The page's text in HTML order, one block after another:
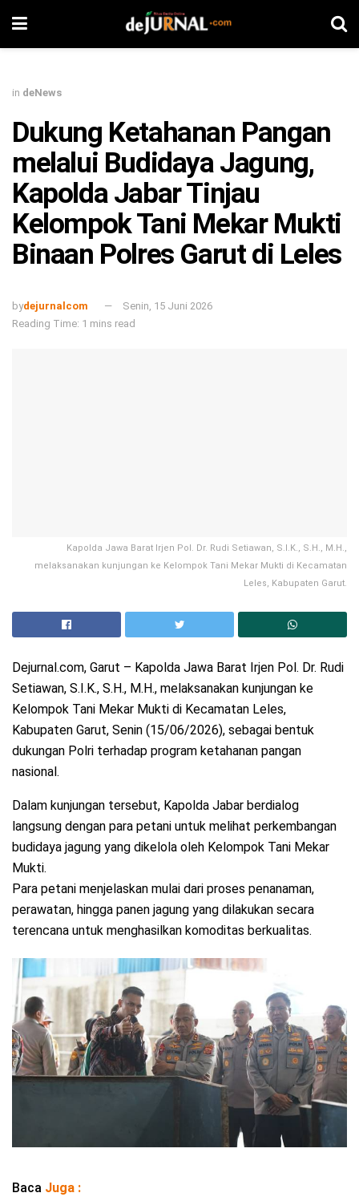
in deNews
Dukung Ketahanan Pangan
melalui Budidaya Jagung,
Kapolda Jabar Tinjau
Kelompok Tani Mekar Mukti
Binaan Polres Garut di Leles
bydejurnalcom
Senin, 15 Juni 2026
Reading Time: 1 mins read
Kapolda Jawa Barat Irjen Pol. Dr. Rudi Setiawan, S.I.K., S.H., M.H.,
melaksanakan kunjungan ke Kelompok Tani Mekar Mukti di Kecamatan
Leles, Kabupaten Garut.
Dejurnal.com, Garut – Kapolda Jawa Barat Irjen Pol. Dr. Rudi
Setiawan, S.I.K., S.H., M.H., melaksanakan kunjungan ke
Kelompok Tani Mekar Mukti di Kecamatan Leles,
Kabupaten Garut, Senin (15/06/2026), sebagai bentuk
dukungan Polri terhadap program ketahanan pangan
nasional.
Dalam kunjungan tersebut, Kapolda Jabar berdialog
langsung dengan para petani untuk melihat perkembangan
budidaya jagung yang dikelola oleh Kelompok Tani Mekar
Mukti.
Para petani menjelaskan mulai dari proses penanaman,
perawatan, hingga panen jagung yang dilakukan secara
terencana untuk menghasilkan komoditas berkualitas.
Baca Juga :